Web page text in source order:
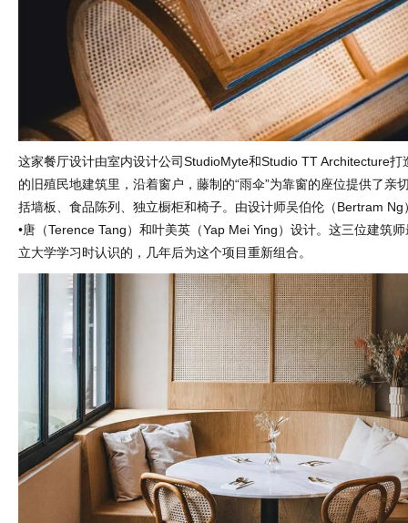
这家餐厅设计由室内设计公司StudioMyte和Studio TT Architecture打
的旧殖民地建筑里，沿着窗户，藤制的“雨伞”为靠窗的座位提供了亲
括墙板、食品陈列、独立橱柜和椅子。由设计师吴伯伦（Bertram
•唐（Terence Tang）和叶美英（Yap Mei Ying）设计。这三位建筑
立大学学习时认识的，几年后为这个项目重新组合。